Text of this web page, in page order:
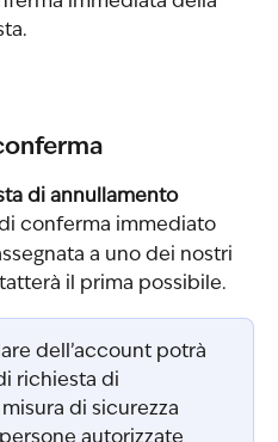
di annullamento
conferma immediato
a uno dei nostri
il prima possibile.
dell’account potrà
richiesta di
di sicurezza
autorizzate